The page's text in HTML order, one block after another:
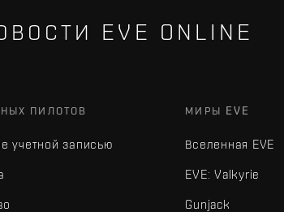
EVE ONLINE
ПИЛОТОВ
учетной записью
МИРЫ EVE
Вселенная EVE
EVE: Valkyrie
Gunjack